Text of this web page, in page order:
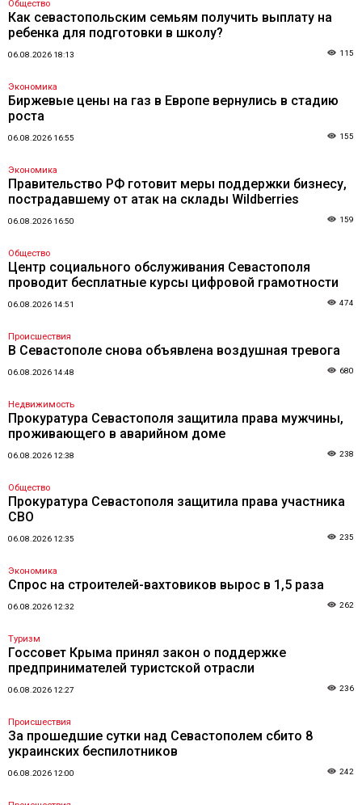
Общество
Как севастопольским семьям получить выплату на
ребенка для подготовки в школу?
06.08.2026 18:13 115
Экономика
Биржевые цены на газ в Европе вернулись в стадию
роста
06.08.2026 16:55 155
Экономика
Правительство РФ готовит меры поддержки бизнесу,
пострадавшему от атак на склады Wildberries
06.08.2026 16:50 159
Общество
Центр социального обслуживания Севастополя
проводит бесплатные курсы цифровой грамотности
06.08.2026 14:51 474
Происшествия
В Севастополе снова объявлена воздушная тревога
06.08.2026 14:48 680
Недвижимость
Прокуратура Севастополя защитила права мужчины,
проживающего в аварийном доме
06.08.2026 12:38 238
Общество
Прокуратура Севастополя защитила права участника
СВО
06.08.2026 12:35 235
Экономика
Спрос на строителей-вахтовиков вырос в 1,5 раза
06.08.2026 12:32 262
Туризм
Госсовет Крыма принял закон о поддержке
предпринимателей туристской отрасли
06.08.2026 12:27 236
Происшествия
За прошедшие сутки над Севастополем сбито 8
украинских беспилотников
06.08.2026 12:00 242